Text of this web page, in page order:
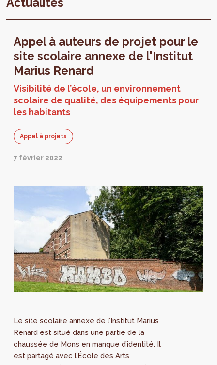
Actualités
Appel à auteurs de projet pour le
site scolaire annexe de l'Institut
Marius Renard
Visibilité de l’école, un environnement
scolaire de qualité, des équipements pour
les habitants
Appel à projets
7 février 2022
Le site scolaire annexe de l’Institut Marius
Renard est situé dans une partie de la
chaussée de Mons en manque d’identité. Il
est partagé avec l’École des Arts